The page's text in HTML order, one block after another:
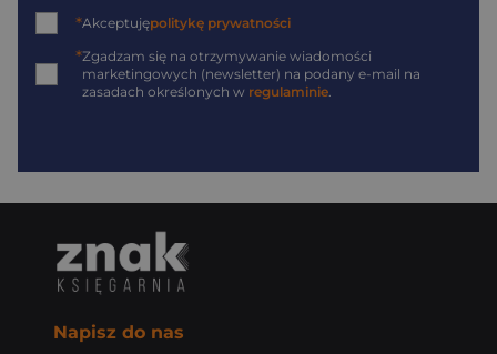
*Akceptujępolitykę prywatności
*Zgadzam się na otrzymywanie wiadomości
marketingowych (newsletter) na podany e-mail na
zasadach określonych w regulaminie
Napisz do nas